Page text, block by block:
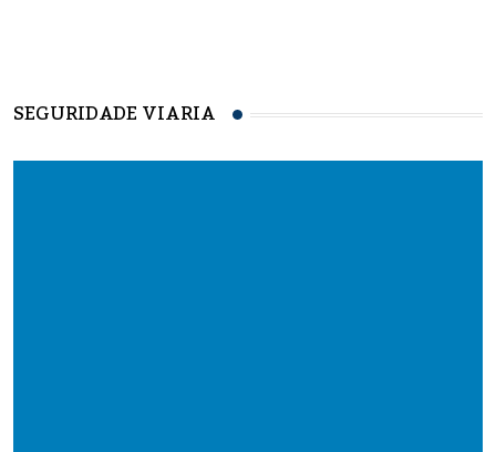
SEGURIDADE VIARIA